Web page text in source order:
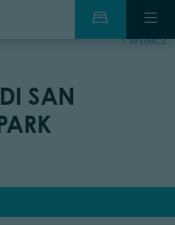
wstecz
SAN